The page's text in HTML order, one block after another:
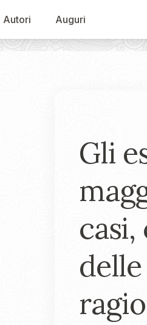
Autori Auguri
Gli